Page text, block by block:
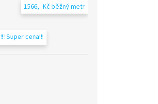
Super cena!!!
1566,- Kč běžný metr